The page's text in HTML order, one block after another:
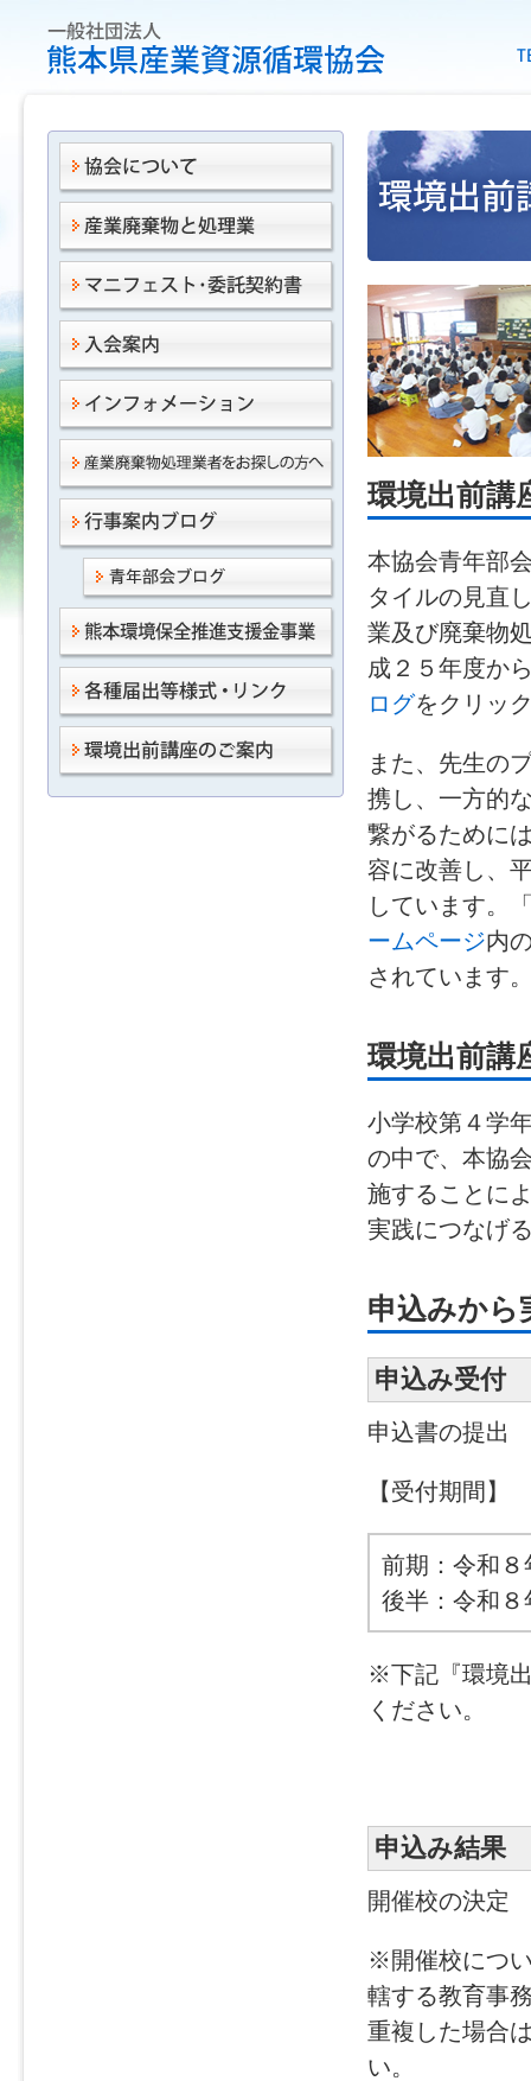
環境出前講
本協会青年部
タイルの見直
業及び廃棄物
成２５年度か
ログをクリッ
また、先生の
携し、一方的
繋がるために
容に改善し、
しています。
ームページ内
されています
環境出前講
小学校第４学
の中で、本協
施することに
実践につなげ
申込みから
申込み受付
申込書の提出
【受付期間】
前期：令和
後半：令和
※下記『環境
ください。
申込み結果
開催校の決定
※開催校につ
轄する教育事
重複した場合
い。